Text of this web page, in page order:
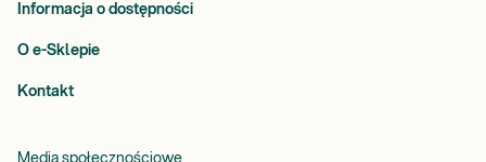
Informacja o dostępności
O e-Sklepie
Kontakt
Media społecznościowe